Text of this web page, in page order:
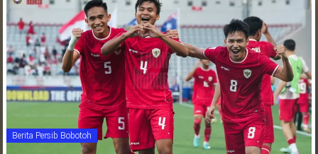
jawa
barat
indonesia
Berita Persib Bobotoh